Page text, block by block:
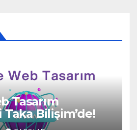
Tasarım
Bilişim’de!